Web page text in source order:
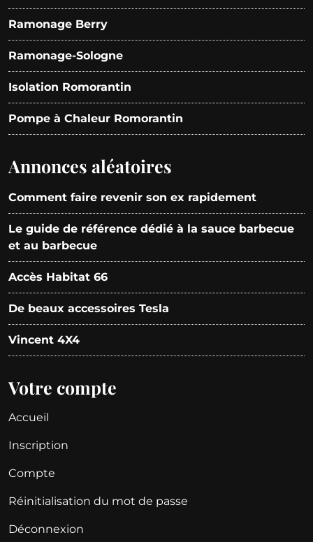
Ramonage Berry
Ramonage-Sologne
Isolation Romorantin
Pompe à Chaleur Romorantin
Annonces aléatoires
Comment faire revenir son ex rapidement
Le guide de référence dédié à la sauce barbecue
et au barbecue
Accès Habitat 66
De beaux accessoires Tesla
Vincent 4X4
Votre compte
Accueil
Inscription
Compte
Réinitialisation du mot de passe
Déconnexion